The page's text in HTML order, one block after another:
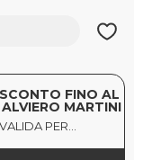
FINO AL
MARTINI
PER...